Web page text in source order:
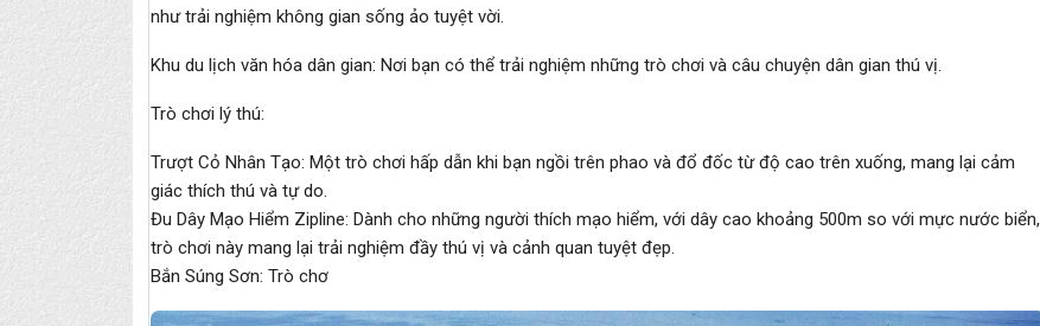
như trải nghiệm không gian sống ảo tuyệt vời.
Khu du lịch văn hóa dân gian: Nơi bạn có thể trải nghiệm những trò chơi và câu chuyện dân gian thú vị.
Trò chơi lý thú:
Trượt Cỏ Nhân Tạo: Một trò chơi hấp dẫn khi bạn ngồi trên phao và đổ đốc từ độ cao trên xuống, mang lại cảm
giác thích thú và tự do.
Đu Dây Mạo Hiểm Zipline: Dành cho những người thích mạo hiểm, với dây cao khoảng 500m so với mực nước biển,
trò chơi này mang lại trải nghiệm đầy thú vị và cảnh quan tuyệt đẹp.
Bắn Súng Sơn: Trò chơ